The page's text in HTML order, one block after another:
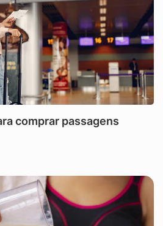
comprar passagens